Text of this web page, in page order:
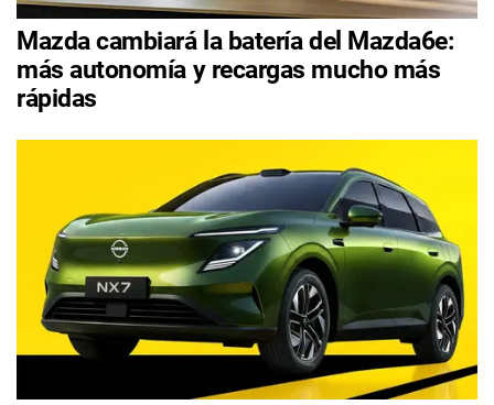
Mazda cambiará la batería del Mazda6e:
más autonomía y recargas mucho más
rápidas